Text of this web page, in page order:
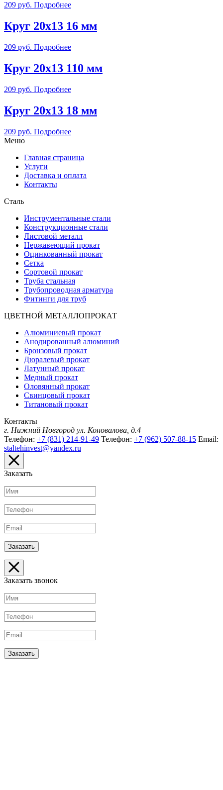
209 руб. Подробнее
Круг 20х13 16 мм
209 руб. Подробнее
Круг 20х13 110 мм
209 руб. Подробнее
Круг 20х13 18 мм
209 руб. Подробнее
Меню
Главная страница
Услуги
Доставка и оплата
Контакты
Сталь
Инструментальные стали
Конструкционные стали
Листовой металл
Нержавеющий прокат
Оцинкованный прокат
Сетка
Сортовой прокат
Труба стальная
Трубопроводная арматура
Фитинги для труб
ЦВЕТНОЙ МЕТАЛЛОПРОКАТ
Алюминиевый прокат
Анодированный алюминий
Бронзовый прокат
Дюралевый прокат
Латунный прокат
Медный прокат
Оловянный прокат
Свинцовый прокат
Титановый прокат
Контакты
г. Нижний Новгород ул. Коновалова, д.4
Телефон: +7 (831) 214-91-49 Телефон: +7 (962) 507-88-15 Email:
staltehinvest@yandex.ru
Заказать
Заказать звонок